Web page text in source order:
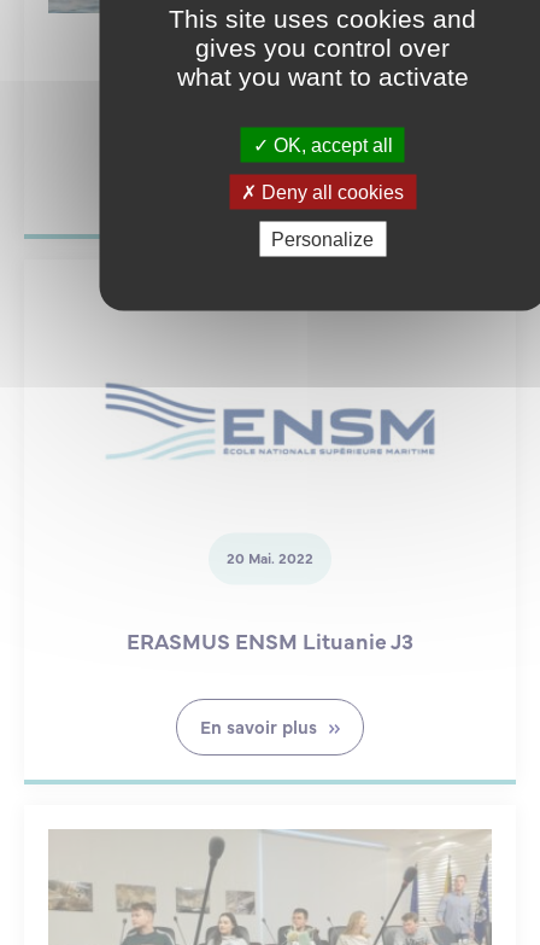
20 Mai. 2022
Course des baignoires
En savoir plus
20 Mai. 2022
ERASMUS ENSM Lituanie J3
En savoir plus
This site uses cookies and
gives you control over
what you want to activate
OK, accept all
Deny all cookies
Personalize